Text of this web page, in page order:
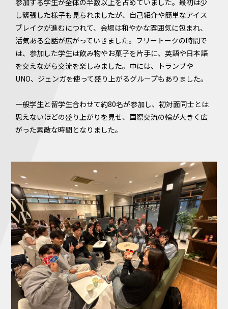
参加する学生が全体の半数以上を占めていました。最初は少
し緊張した様子も見られましたが、自己紹介や簡単なアイス
ブレイクが進むにつれて、会場は和やかな雰囲気に包まれ、
活気ある会話が広がっていきました。フリートークの時間で
は、参加した学生は飲み物やお菓子を片手に、英語や日本語
を交えながら交流を楽しみました。中には、トランプや
UNO、ジェンガを使って盛り上がるグループもありました。
一般学生と留学生合わせて約80名が参加し、初対面同士とは
思えないほどの盛り上がりを見せ、国際交流の輪が大きく広
がった素敵な時間となりました。